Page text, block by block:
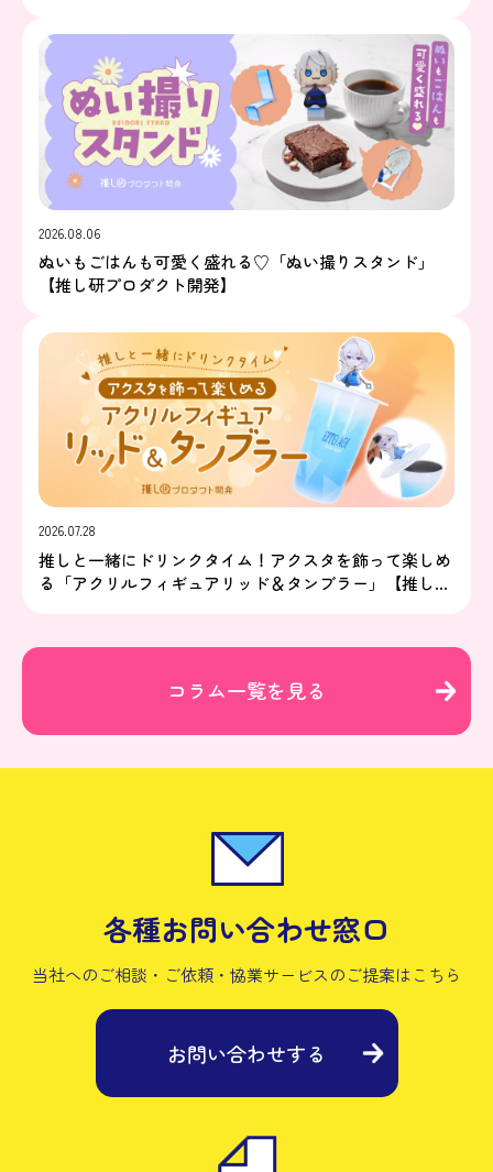
2026.08.06
ぬいもごはんも可愛く盛れる♡「ぬい撮りスタンド」
【推し研プロダクト開発】
2026.07.28
推しと一緒にドリンクタイム！アクスタを飾って楽しめ
る「アクリルフィギュアリッド＆タンブラー」【推し研
コラム一覧を見る
各種お問い合わせ窓口
当社へのご相談・ご依頼・協業サービスのご提案はこちら
お問い合わせする